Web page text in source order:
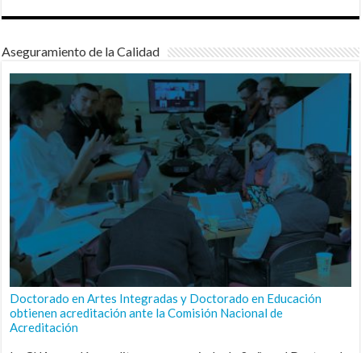
Aseguramiento de la Calidad
Doctorado en Artes Integradas y Doctorado en Educación
obtienen acreditación ante la Comisión Nacional de
Acreditación